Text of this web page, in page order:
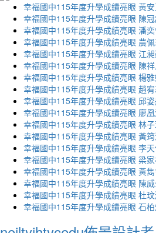
幸福國中115年度升學成績亮眼 黃
幸福國中115年度升學成績亮眼 陳
幸福國中115年度升學成績亮眼 潘
幸福國中115年度升學成績亮眼 農
幸福國中115年度升學成績亮眼 江
幸福國中115年度升學成績亮眼 陳
幸福國中115年度升學成績亮眼 楊
幸福國中115年度升學成績亮眼 趙
幸福國中115年度升學成績亮眼 邱
幸福國中115年度升學成績亮眼 廖
幸福國中115年度升學成績亮眼 林
幸福國中115年度升學成績亮眼 黃
幸福國中115年度升學成績亮眼 李
幸福國中115年度升學成績亮眼 梁
幸福國中115年度升學成績亮眼 黃
幸福國中115年度升學成績亮眼 陳
幸福國中115年度升學成績亮眼 杜
幸福國中115年度升學成績亮眼 石